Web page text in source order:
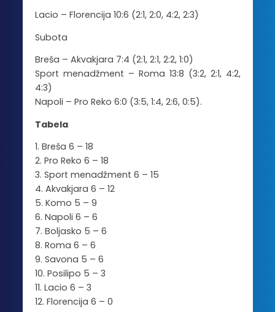
Lacio – Florencija 10:6 (2:1, 2:0, 4:2, 2:3)
Subota
Breša – Akvakjara 7:4 (2:1, 2:1, 2:2, 1:0)
Sport menadžment – Roma 13:8 (3:2, 2:1, 4:2,
4:3)
Napoli – Pro Reko 6:0 (3:5, 1:4, 2:6, 0:5).
Tabela
1. Breša 6 – 18
2. Pro Reko 6 – 18
3. Sport menadžment 6 – 15
4. Akvakjara 6 – 12
5. Komo 5 – 9
6. Napoli 6 – 6
7. Boljasko 5 – 6
8. Roma 6 – 6
9. Savona 5 – 6
10. Posilipo 5 – 3
11. Lacio 6 – 3
12. Florencija 6 – 0